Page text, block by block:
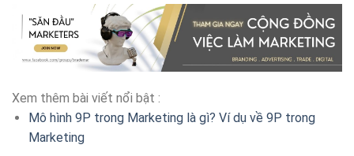
Xem thêm bài viết nổi bật :
Mô hình 9P trong Marketing là gì? Ví dụ về 9P trong
Marketing